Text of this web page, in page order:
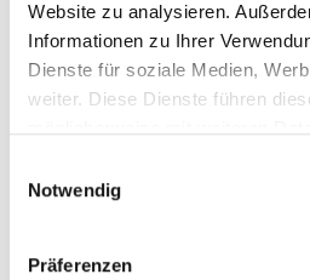
Website zu analysieren.
Informationen zu Ihrer
Dienste für soziale Medien,
weiter. Diese Dienste führen
Nutzung der Dienste gesammelt
Notwendig
Präferenzen